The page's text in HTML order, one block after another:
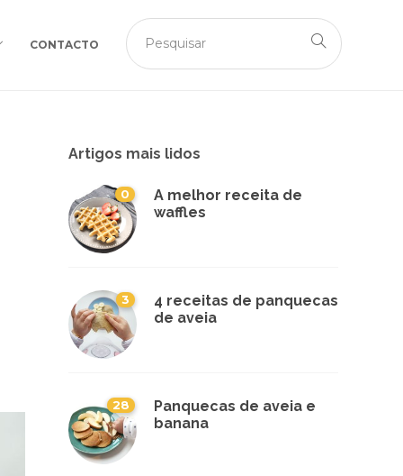
CONTACTO
Artigos mais lidos
0
A melhor receita de
waffles
3
4 receitas de panquecas
de aveia
28
Panquecas de aveia e
banana